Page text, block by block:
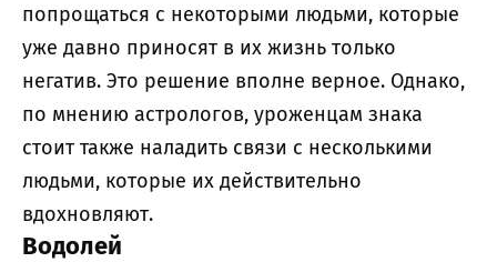
попрощаться с некоторыми людьми, которые
уже давно приносят в их жизнь только
негатив. Это решение вполне верное. Однако,
по мнению астрологов, уроженцам знака
стоит также наладить связи с несколькими
людьми, которые их действительно
вдохновляют.
Водолей